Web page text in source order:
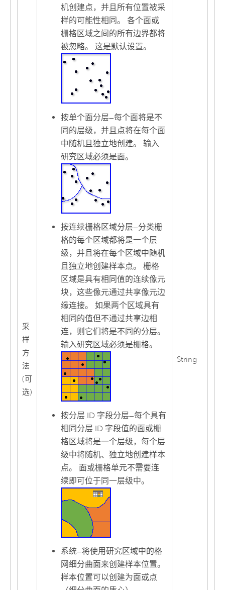
采
样
方
法
(可
选)
机创建点，并且所有位置被采
样的可能性相同。 各个面或
栅格区域之间的所有边界都将
被忽略。 这是默认设置。
按单个面分层—每个面将是不
同的层级，并且点将在每个面
中随机且独立地创建。 输入
研究区域必须是面。
按连续栅格区域分层—分类栅
格的每个区域都将是一个层
级，并且将在每个区域中随机
且独立地创建样本点。 栅格
区域是具有相同值的连续像元
块，这些像元通过共享像元边
缘连接。 如果两个区域具有
相同的值但不通过共享边相
连，则它们将是不同的分层。
输入研究区域必须是栅格。
按分层 ID 字段分层—每个具有
相同分层 ID 字段值的面或栅
格区域将是一个层级，每个层
级中将随机、独立地创建样本
点。 面或栅格单元不需要连
续即可位于同一层级中。
系统—将使用研究区域中的格
网细分曲面来创建样本位置。
样本位置可以创建为面或点
String